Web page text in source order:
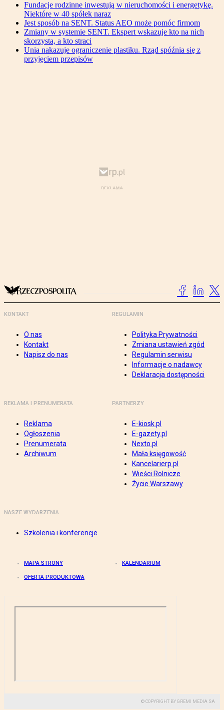
Fundacje rodzinne inwestują w nieruchomości i energetykę.
Niektóre w 40 spółek naraz
Jest sposób na SENT. Status AEO może pomóc firmom
Zmiany w systemie SENT. Ekspert wskazuje kto na nich
skorzysta, a kto straci
Unia nakazuje ograniczenie plastiku. Rząd spóźnia się z
przyjęciem przepisów
KONTAKT
O nas
Kontakt
Napisz do nas
REGULAMIN
Polityka Prywatności
Zmiana ustawień zgód
Regulamin serwisu
Informacje o nadawcy
Deklaracja dostępności
REKLAMA I PRENUMERATA
Reklama
Ogłoszenia
Prenumerata
Archiwum
PARTNERZY
E-kiosk.pl
E-gazety.pl
Nexto.pl
Mała księgowość
Kancelarierp.pl
Wieści Rolnicze
Życie Warszawy
NASZE WYDARZENIA
Szkolenia i konferencje
MAPA STRONY KALENDARIUM
OFERTA PRODUKTOWA
© COPYRIGHT BY GREMI MEDIA SA